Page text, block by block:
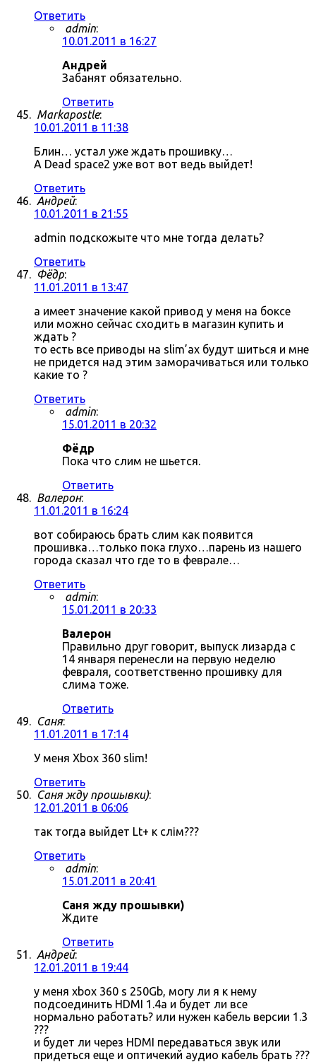
Ответить
admin:
10.01.2011 в 16:27
Андрей
Забанят обязательно.
Ответить
Markapostle:
10.01.2011 в 11:38
Блин… устал уже ждать прошивку…
А Dead space2 уже вот вот ведь выйдет!
Ответить
Андрей:
10.01.2011 в 21:55
admin подскожыте что мне тогда делать?
Ответить
Фёдр:
11.01.2011 в 13:47
а имеет значение какой привод у меня на боксе
или можно сейчас сходить в магазин купить и
ждать ?
то есть все приводы на slim’ах будут шиться и мне
не придется над этим заморачиваться или только
какие то ?
Ответить
admin:
15.01.2011 в 20:32
Фёдр
Пока что слим не шьется.
Ответить
Валерон:
11.01.2011 в 16:24
вот собираюсь брать слим как появится
прошивка…только пока глухо…парень из нашего
города сказал что где то в феврале…
Ответить
admin:
15.01.2011 в 20:33
Валерон
Правильно друг говорит, выпуск лизарда с
14 января перенесли на первую неделю
февраля, соответственно прошивку для
слима тоже.
Ответить
Саня:
11.01.2011 в 17:14
У меня Xbox 360 slim!
Ответить
Саня жду прошывки):
12.01.2011 в 06:06
так тогда выйдет Lt+ к слім???
Ответить
admin:
15.01.2011 в 20:41
Саня жду прошывки)
Ждите
Ответить
Андрей:
12.01.2011 в 19:44
у меня xbox 360 s 250Gb, могу ли я к нему
подсоединить HDMI 1.4a и будет ли все
нормально работать? или нужен кабель версии 1.3
???
и будет ли через HDMI передаваться звук или
придеться еще и оптичекий аудио кабель брать ???